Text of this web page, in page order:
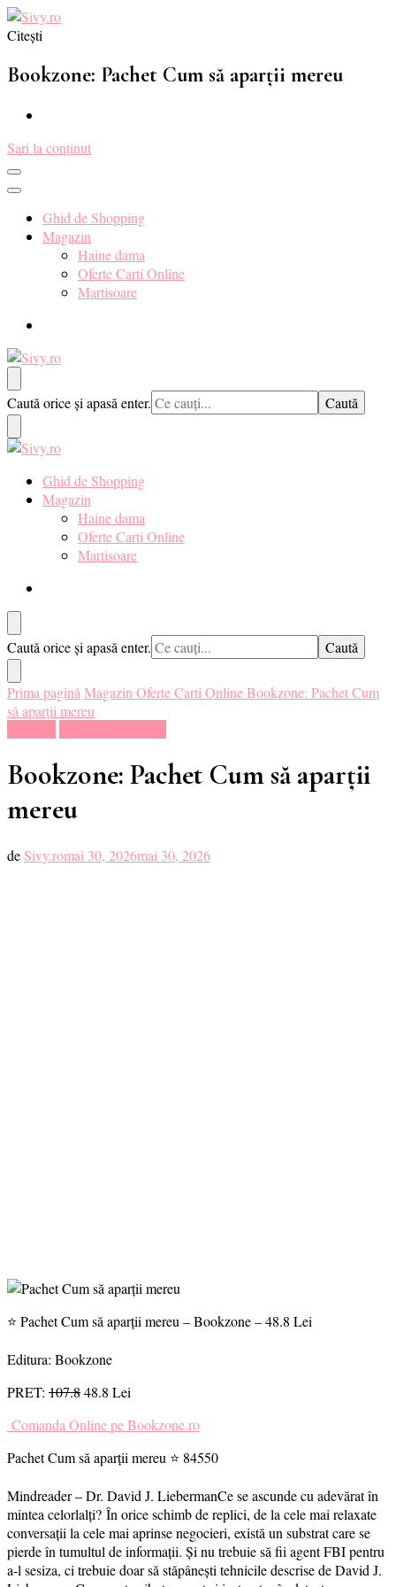
Sivy.ro ❤️
Sivy.ro este un sursa de inspiratie si un ghid de cumparare online
pentru tine. ❤️
Citești
Bookzone: Pachet Cum să aparții mereu
Sari la conținut
Ghid de Shopping
Magazin
Haine dama
Oferte Carti Online
Martisoare
Sivy.ro ❤️
Sivy.ro este un sursa de inspiratie si un ghid de cumparare online
pentru tine. ❤️
Cauți
ceva?
Caută orice și apasă enter.
Sivy.ro ❤️
Sivy.ro este un sursa de inspiratie si un ghid de cumparare online
pentru tine. ❤️
Ghid de Shopping
Magazin
Haine dama
Oferte Carti Online
Martisoare
Cauți
ceva?
Caută orice și apasă enter.
Prima pagină Magazin Oferte Carti OnlineBookzone: Pachet Cum
să aparții mereu
Bookzone: Pachet Cum să aparții
mereu
de Sivy.romai 30, 2026mai 30, 2026
⭐ Pachet Cum să aparții mereu – Bookzone – 48.8 Lei
Editura: Bookzone
PRET: 107.848.8 Lei
Comanda Online pe Bookzone.ro
Pachet Cum să aparții mereu ⭐ 84550
Mindreader – Dr. David J. LiebermanCe se ascunde cu adevărat în
mintea celorlalți? În orice schimb de replici, de la cele mai relaxate
conversații la cele mai aprinse negocieri, există un substrat care se
pierde în tumultul de informații. Și nu trebuie să fii agent FBI pentru
a-l sesiza, ci trebuie doar să stăpânești tehnicile descrise de David J.